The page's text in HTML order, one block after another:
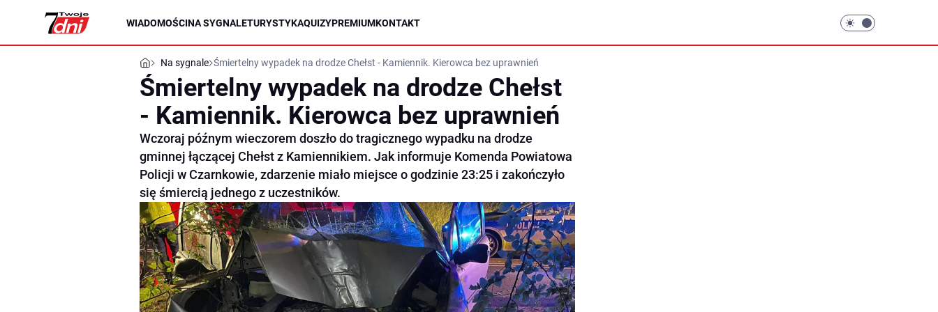
WIADOMOŚCINA SYGNALETURYSTYKAQUIZYPREMIUMKONTAKT
Na sygnale Śmiertelny wypadek na drodze Chełst - Kamiennik. Kierowca bez uprawnień
Śmiertelny wypadek na drodze Chełst
- Kamiennik. Kierowca bez uprawnień
Wczoraj późnym wieczorem doszło do tragicznego wypadku na drodze
gminnej łączącej Chełst z Kamiennikiem. Jak informuje Komenda Powiatowa
Policji w Czarnkowie, zdarzenie miało miejsce o godzinie 23:25 i zakończyło
się śmiercią jednego z uczestników.